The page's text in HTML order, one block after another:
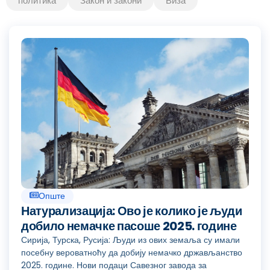
Опште
Натурализација: Ово је колико је људи
добило немачке пасоше 2025. године
Сирија, Турска, Русија: Људи из ових земаља су имали
посебну вероватноћу да добију немачко држављанство
2025. године. Нови подаци Савезног завода за